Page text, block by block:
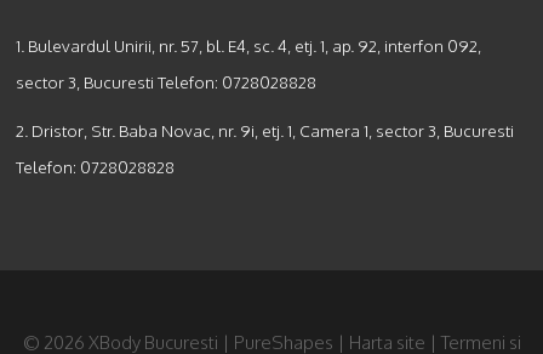
1. Bulevardul Unirii, nr. 57, bl. E4, sc. 4, etj. 1, ap. 92, interfon 092,
sector 3, Bucuresti Telefon: 0728028828
2. Dristor, Str. Baba Novac, nr. 9i, etj. 1, Camera 1, sector 3, Bucuresti
Telefon: 0728028828
© 2026 XBody Bucuresti | PureShapes | Harta site | Termeni si